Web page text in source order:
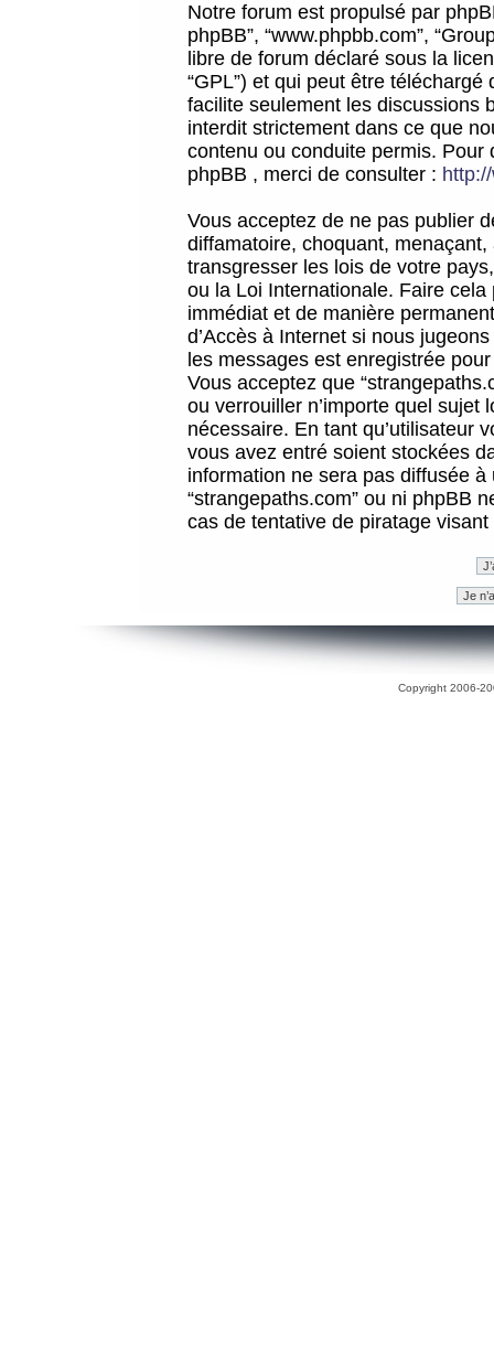
Notre forum est propulsé par
phpBB”, “www.phpbb.com”,
libre de forum déclaré sous la
“GPL”) et qui peut être téléchargé
facilite seulement les discussions
interdit strictement dans ce que
contenu ou conduite permis.
phpBB , merci de consulter :
Vous acceptez de ne pas publier
diffamatoire, choquant,
transgresser les lois de votre
ou la Loi Internationale. Faire
immédiat et de manière
d’Accès à Internet si nous
les messages est enregistrée
Vous acceptez que
ou verrouiller n’importe quel sujet
nécessaire. En tant qu’utilisateur
vous avez entré soient stockées
information ne sera pas diffusée
“strangepaths.com” ou ni phpBB
cas de tentative de piratage
Copyright 2006-